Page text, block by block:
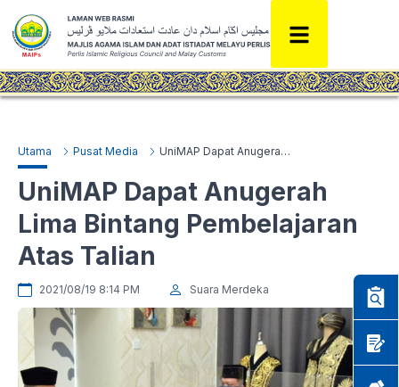
Utama Pusat Media UniMAP Dapat Anugerah Lima Bintang Pembelajaran Atas Talian
UniMAP Dapat Anugerah
Lima Bintang Pembelajaran
Atas Talian
2021/08/19 8:14 PM Suara Merdeka